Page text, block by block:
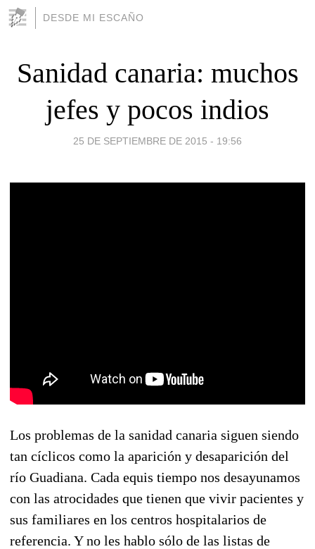
DESDE MI ESCAÑO
Sanidad canaria: muchos
jefes y pocos indios
25 DE SEPTIEMBRE DE 2015 - 19:56
Los problemas de la sanidad canaria siguen siendo
tan cíclicos como la aparición y desaparición del
río Guadiana. Cada equis tiempo nos desayunamos
con las atrocidades que tienen que vivir pacientes y
sus familiares en los centros hospitalarios de
referencia. Y no les hablo sólo de las listas de